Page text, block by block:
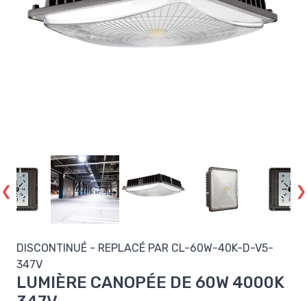
DISCONTINUÉ - REPLACÉ PAR CL-60W-40K-D-V5-
347V
LUMIÈRE CANOPÉE DE 60W 4000K